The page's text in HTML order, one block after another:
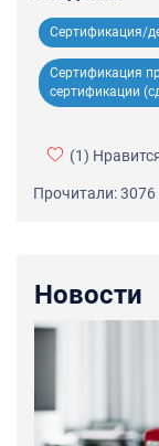
Сертификация/
Сертификация
сертификации
(1)
Прочитали: 3076
Новости